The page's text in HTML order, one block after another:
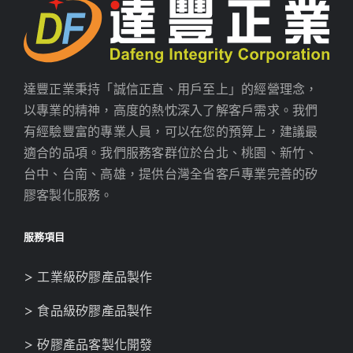
達豐正業秉持「誠信正直、用戶至上」的經營理念，
以專業的精神，高度的熱忱深入了解客戶需求。我們
有經驗豐富的專業人員，可以在您的預算上，建議最
適合的品項。我們服務客群位於台北、桃園、新竹、
台中、台南、高雄，提供台灣全省客戶專業完善的矽
膠客製化服務。
服務項目
> 工業級矽膠產品製作
> 食品級矽膠產品製作
> 矽膠產品客製化開發